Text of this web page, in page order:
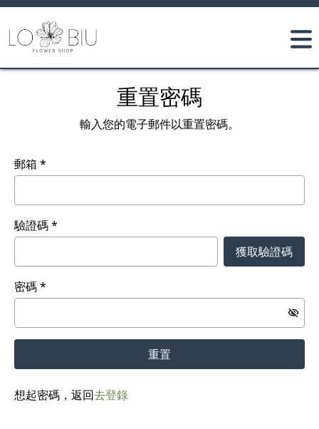
重置密碼
輸入您的電子郵件以重置密碼。
郵箱
驗證碼
獲取驗證碼
密碼
重置
想起密碼，返回去登錄